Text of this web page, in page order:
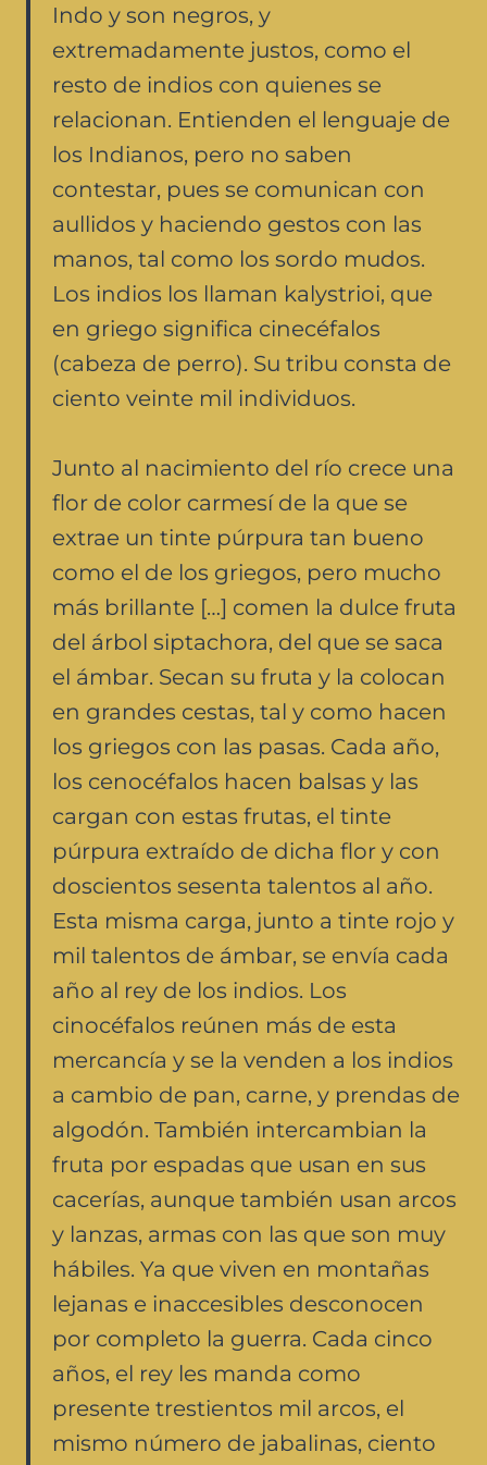
Indo y son negros, y
extremadamente justos, como el
resto de indios con quienes se
relacionan. Entienden el lenguaje de
los Indianos, pero no saben
contestar, pues se comunican con
aullidos y haciendo gestos con las
manos, tal como los sordo mudos.
Los indios los llaman kalystrioi, que
en griego significa cinecéfalos
(cabeza de perro). Su tribu consta de
ciento veinte mil individuos.
Junto al nacimiento del río crece una
flor de color carmesí de la que se
extrae un tinte púrpura tan bueno
como el de los griegos, pero mucho
más brillante […] comen la dulce fruta
del árbol siptachora, del que se saca
el ámbar. Secan su fruta y la colocan
en grandes cestas, tal y como hacen
los griegos con las pasas. Cada año,
los cenocéfalos hacen balsas y las
cargan con estas frutas, el tinte
púrpura extraído de dicha flor y con
doscientos sesenta talentos al año.
Esta misma carga, junto a tinte rojo y
mil talentos de ámbar, se envía cada
año al rey de los indios. Los
cinocéfalos reúnen más de esta
mercancía y se la venden a los indios
a cambio de pan, carne, y prendas de
algodón. También intercambian la
fruta por espadas que usan en sus
cacerías, aunque también usan arcos
y lanzas, armas con las que son muy
hábiles. Ya que viven en montañas
lejanas e inaccesibles desconocen
por completo la guerra. Cada cinco
años, el rey les manda como
presente trestientos mil arcos, el
mismo número de jabalinas, ciento